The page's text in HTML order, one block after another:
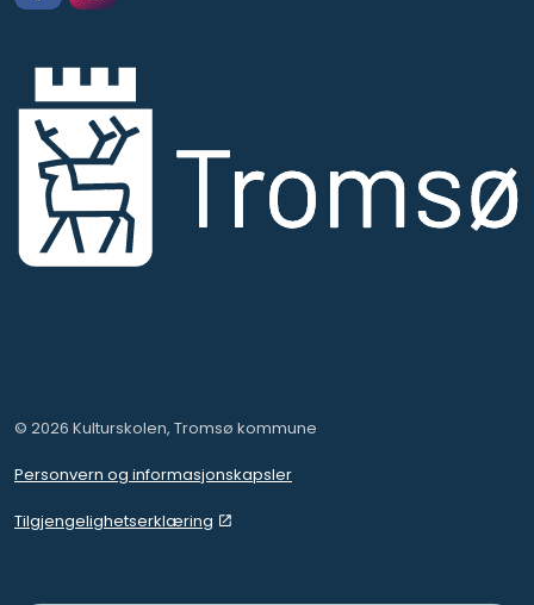
© 2026 Kulturskolen, Tromsø kommune
Personvern og informasjonskapsler
Tilgjengelighetserklæring